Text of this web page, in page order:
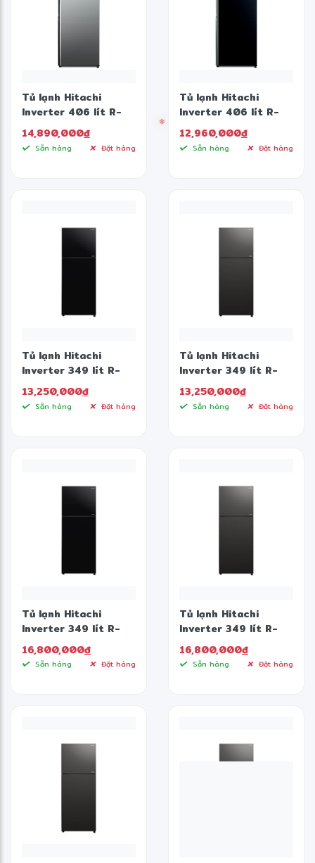
Tủ lạnh Hitachi
Inverter 406 lít R-
FVX510PGV9 MIR
14,890,000đ
Sẵn hàng Đặt hàng
Tủ lạnh Hitachi
Inverter 406 lít R-
FVX510PGV9 MIR
12,960,000đ
Sẵn hàng Đặt hàng
Tủ lạnh Hitachi
Inverter 349 lít R-
FVY480PGV0 GBK
13,250,000đ
Sẵn hàng Đặt hàng
Tủ lạnh Hitachi
Inverter 349 lít R-
FVY480PGV0 GBK
13,250,000đ
Sẵn hàng Đặt hàng
Tủ lạnh Hitachi
Inverter 349 lít R-
FVY480PGV0 GMG
16,800,000đ
Sẵn hàng Đặt hàng
Tủ lạnh Hitachi
Inverter 349 lít R-
FVY480PGV0 GMG
16,800,000đ
Sẵn hàng Đặt hàng